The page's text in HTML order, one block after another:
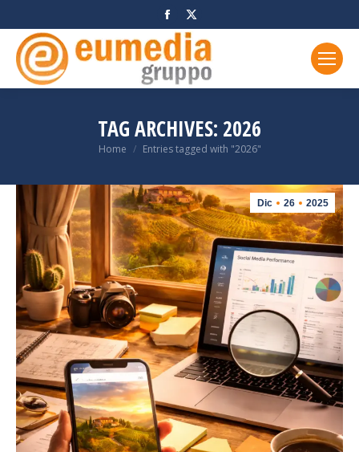
Facebook
page
opens
in
window
page
opens
in
window
TAG ARCHIVES: 2026
You are here:
Home Entries tagged with "2026"
Dic 26 2025